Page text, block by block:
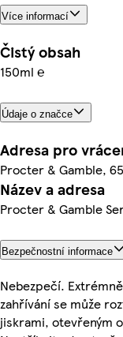
Více informací
Čistý obsah
150ml ℮
Údaje o značce
Adresa pro
Procter & Gamble,
Název a adresa
Procter & Gamble
Bezpečnostní informace
Nebezpečí.
zahřívání se může
jiskrami, otevřeným